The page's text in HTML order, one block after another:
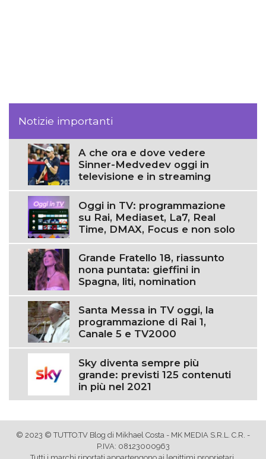
Notizie importanti
A che ora e dove vedere
Sinner-Medvedev oggi in
televisione e in streaming
Oggi in TV: programmazione
su Rai, Mediaset, La7, Real
Time, DMAX, Focus e non solo
Grande Fratello 18, riassunto
nona puntata: gieffini in
Spagna, liti, nomination
Santa Messa in TV oggi, la
programmazione di Rai 1,
Canale 5 e TV2000
Sky diventa sempre più
grande: previsti 125 contenuti
in più nel 2021
© 2023 © TUTTO.TV Blog di Mikhael Costa - MK MEDIA S.R.L. C.R. -
P.IVA: 08123000963